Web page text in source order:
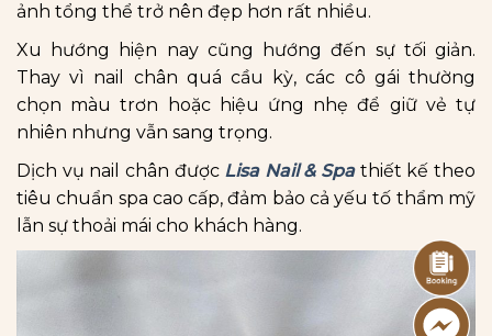
ảnh tổng thể trở nên đẹp hơn rất nhiều.
Xu hướng hiện nay cũng hướng đến sự tối giản.
Thay vì nail chân quá cầu kỳ, các cô gái thường
chọn màu trơn hoặc hiệu ứng nhẹ để giữ vẻ tự
nhiên nhưng vẫn sang trọng.
Dịch vụ nail chân đượcLisa Nail & Spathiết kế theo
tiêu chuẩn spa cao cấp, đảm bảo cả yếu tố thẩm mỹ
lẫn sự thoải mái cho khách hàng.